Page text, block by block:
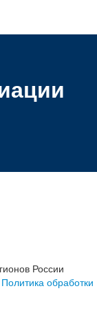
России
Политика обработки